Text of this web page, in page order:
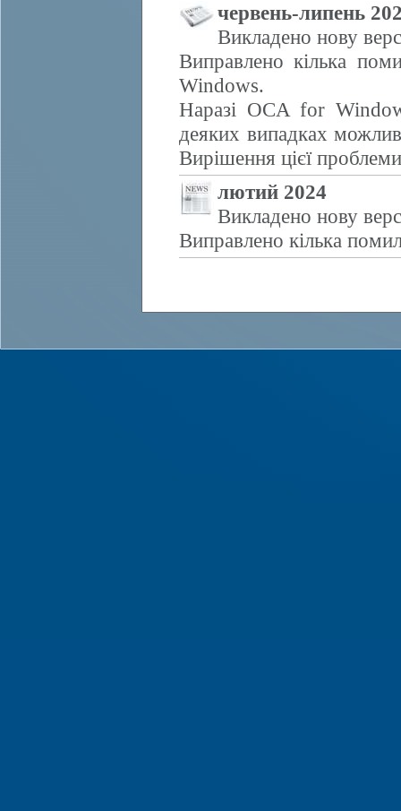
червень-липень
Викладено нову
Виправлено кілька
Windows.
Наразі OCA for
деяких випадках
Вирішення цієї
лютий 2024
Викладено нову
Виправлено кілька